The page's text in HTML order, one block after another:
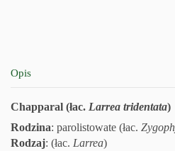
Opis
Chapparal (łac. Larrea tridentata)
Rodzina: parolistowate (łac.
Rodzaj: (łac. Larrea)